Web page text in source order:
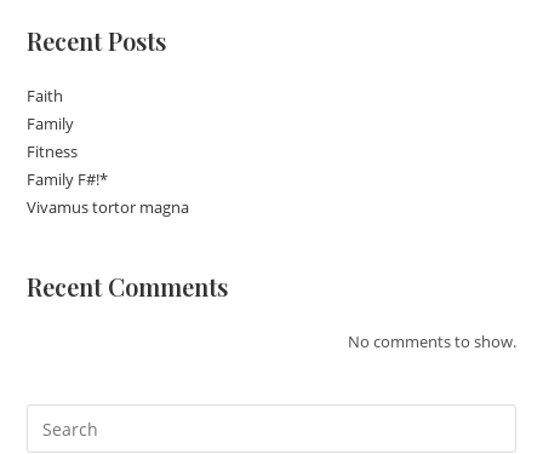
Recent Posts
Faith
Family
Fitness
Family F#!*
Vivamus tortor magna
Recent Comments
No comments to show.